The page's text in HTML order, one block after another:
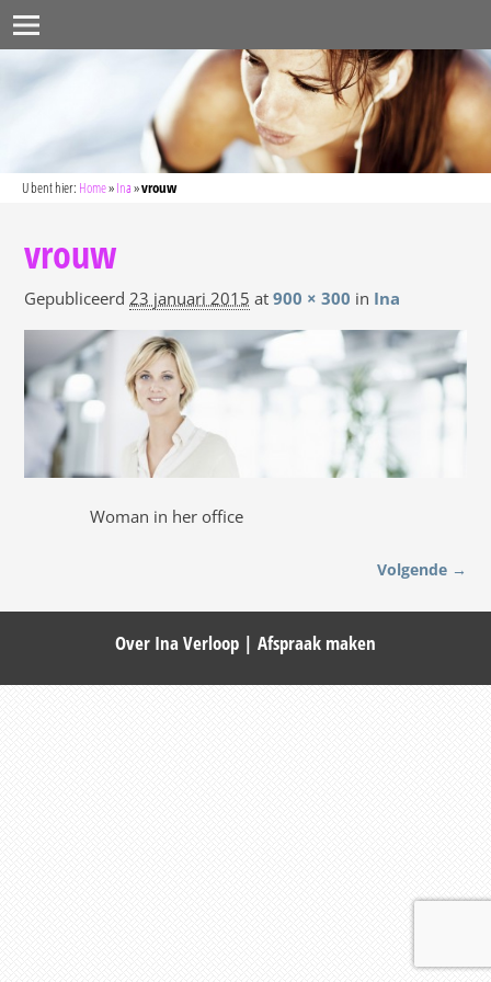
U bent hier: Home»Ina»vrouw
vrouw
Gepubliceerd 23 januari 2015 at900 × 300 in Ina
Woman in her office
Volgende →
Over Ina Verloop | Afspraak maken